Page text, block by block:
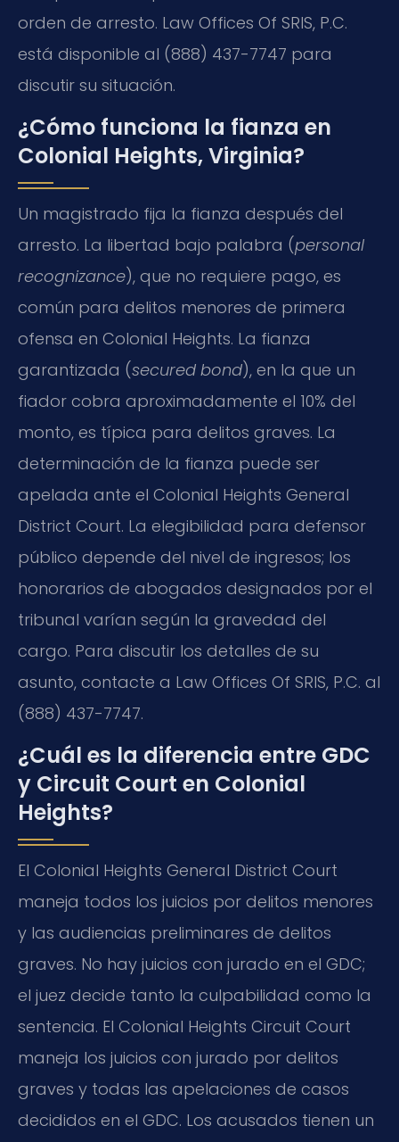
orden de arresto. Law Offices Of SRIS, P.C.
está disponible al (888) 437-7747 para
discutir su situación.
¿Cómo funciona la fianza en
Colonial Heights, Virginia?
Un magistrado fija la fianza después del
arresto. La libertad bajo palabra (personal
recognizance), que no requiere pago, es
común para delitos menores de primera
ofensa en Colonial Heights. La fianza
garantizada (secured bond), en la que un
fiador cobra aproximadamente el 10% del
monto, es típica para delitos graves. La
determinación de la fianza puede ser
apelada ante el Colonial Heights General
District Court. La elegibilidad para defensor
público depende del nivel de ingresos; los
honorarios de abogados designados por el
tribunal varían según la gravedad del
cargo. Para discutir los detalles de su
asunto, contacte a Law Offices Of SRIS, P.C. al
(888) 437-7747.
¿Cuál es la diferencia entre GDC
y Circuit Court en Colonial
Heights?
El Colonial Heights General District Court
maneja todos los juicios por delitos menores
y las audiencias preliminares de delitos
graves. No hay juicios con jurado en el GDC;
el juez decide tanto la culpabilidad como la
sentencia. El Colonial Heights Circuit Court
maneja los juicios con jurado por delitos
graves y todas las apelaciones de casos
decididos en el GDC. Los acusados tienen un